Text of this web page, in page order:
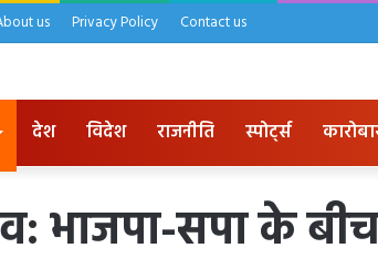
us Privacy Policy Contact us
देश विदेश राजनीति स्पोर्ट्स
भाजपा-सपा के